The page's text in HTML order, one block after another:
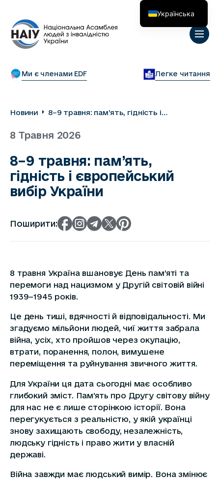
Ми є членами EDF Легке читання
Новини
8–9 травня: пам’ять, гідність і
8 Травня 2026
8–9 травня: пам’ять,
гідність і європейський
вибір України
Поширити:
8 травня Україна вшановує День пам’яті та
перемоги над нацизмом у Другій світовій війні
1939–1945 років.
Це день тиші, вдячності й відповідальності. Ми
згадуємо мільйони людей, чиї життя забрала
війна, усіх, хто пройшов через окупацію,
втрати, поранення, полон, вимушене
переміщення та руйнування звичного життя.
Для України ця дата сьогодні має особливо
глибокий зміст. Пам’ять про Другу світову війну
для нас не є лише сторінкою історії. Вона
перегукується з реальністю, у якій українці
знову захищають свободу, незалежність,
людську гідність і право жити у власній
державі.
Війна завжди має людський вимір. Вона змінює
Українська
English